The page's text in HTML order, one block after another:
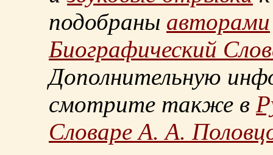
подобраны авторами
Биографический
Дополнительную
смотрите также в
Словаре А. А.